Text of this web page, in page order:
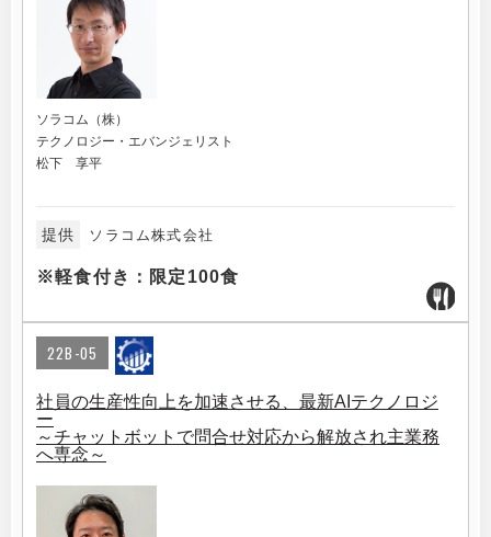
ソラコム（株）
テクノロジー・エバンジェリスト
松下 享平
提供 ソラコム株式会社
※軽食付き：限定100食
22B-05
社員の生産性向上を加速させる、最新AIテクノロジ
ー
～チャットボットで問合せ対応から解放され主業務
へ専念～